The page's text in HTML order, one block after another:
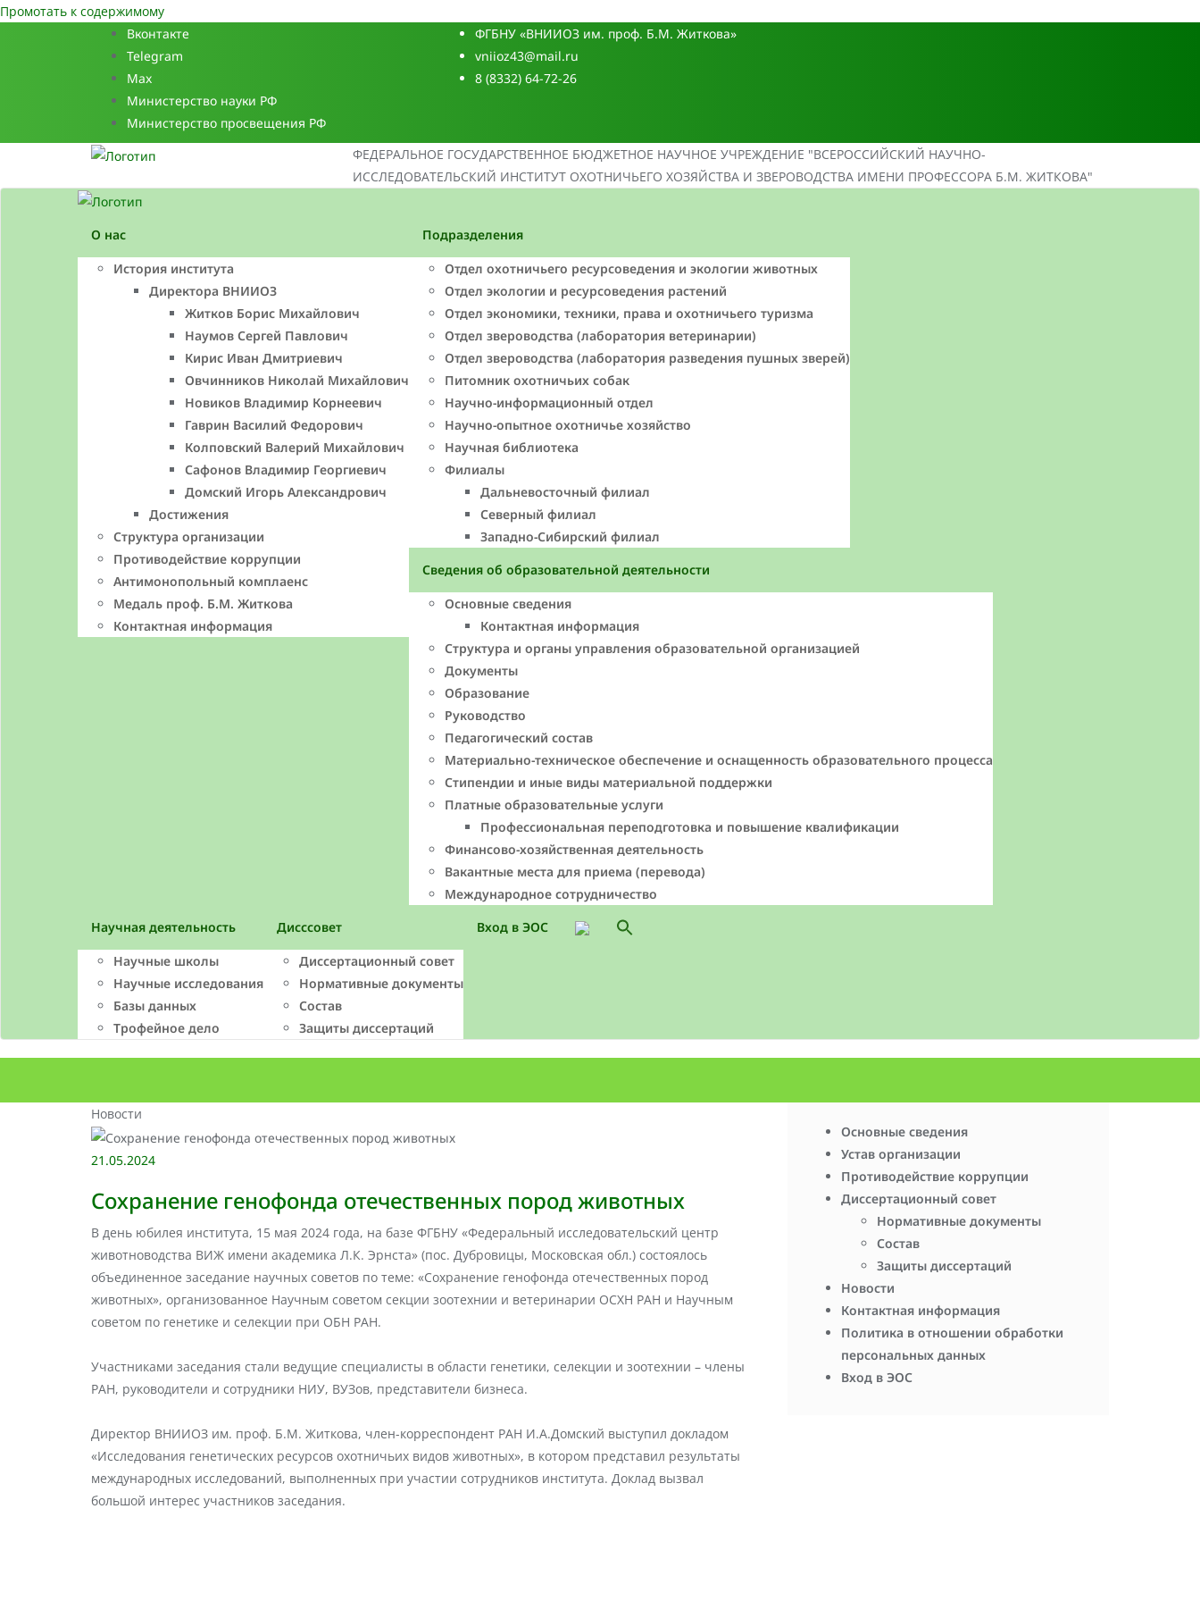
Промотать к содержимому
Вконтакте
Telegram
Max
Министерство науки РФ
Министерство просвещения РФ
ФГБНУ «ВНИИОЗ им. проф. Б.М. Житкова»
vniioz43@mail.ru
8 (8332) 64-72-26
ФЕДЕРАЛЬНОЕ ГОСУДАРСТВЕННОЕ БЮДЖЕТНОЕ НАУЧНОЕ УЧРЕЖДЕНИЕ "ВСЕРОССИЙСКИЙ НАУЧНО-
ИССЛЕДОВАТЕЛЬСКИЙ ИНСТИТУТ ОХОТНИЧЬЕГО ХОЗЯЙСТВА И ЗВЕРОВОДСТВА ИМЕНИ ПРОФЕССОРА Б.М. ЖИТКОВА"
О нас
История института
Директора ВНИИОЗ
Житков Борис Михайлович
Наумов Сергей Павлович
Кирис Иван Дмитриевич
Овчинников Николай Михайлович
Новиков Владимир Корнеевич
Гаврин Василий Федорович
Колповский Валерий Михайлович
Сафонов Владимир Георгиевич
Домский Игорь Александрович
Достижения
Структура организации
Противодействие коррупции
Антимонопольный комплаенс
Медаль проф. Б.М. Житкова
Контактная информация
Подразделения
Отдел охотничьего ресурсоведения и экологии животных
Отдел экологии и ресурсоведения растений
Отдел экономики, техники, права и охотничьего туризма
Отдел звероводства (лаборатория ветеринарии)
Отдел звероводства (лаборатория разведения пушных зверей)
Питомник охотничьих собак
Научно-информационный отдел
Научно-опытное охотничье хозяйство
Научная библиотека
Филиалы
Дальневосточный филиал
Северный филиал
Западно-Cибирский филиал
Сведения об образовательной деятельности
Основные сведения
Контактная информация
Структура и органы управления образовательной организацией
Документы
Образование
Руководство
Педагогический состав
Материально-техническое обеспечение и оснащенность образовательного процесса
Стипендии и иные виды материальной поддержки
Платные образовательные услуги
Профессиональная переподготовка и повышение квалификации
Финансово-хозяйственная деятельность
Вакантные места для приема (перевода)
Международное сотрудничество
Научная деятельность
Научные школы
Научные исследования
Базы данных
Трофейное дело
Дисссовет
Диссертационный совет
Нормативные документы
Состав
Защиты диссертаций
Вход в ЭОС
Новости
21.05.2024
Сохранение генофонда отечественных пород животных
В день юбилея института, 15 мая 2024 года, на базе ФГБНУ «Федеральный исследовательский центр
животноводства ВИЖ имени академика Л.К. Эрнста» (пос. Дубровицы, Московская обл.) состоялось
объединенное заседание научных советов по теме: «Сохранение генофонда отечественных пород
животных», организованное Научным советом секции зоотехнии и ветеринарии ОСХН РАН и Научным
советом по генетике и селекции при ОБН РАН.
Участниками заседания стали ведущие специалисты в области генетики, селекции и зоотехнии – члены
РАН, руководители и сотрудники НИУ, ВУЗов, представители бизнеса.
Директор ВНИИОЗ им. проф. Б.М. Житкова, член-корреспондент РАН И.А.Домский выступил докладом
«Исследования генетических ресурсов охотничьих видов животных», в котором представил результаты
международных исследований, выполненных при участии сотрудников института. Доклад вызвал
большой интерес участников заседания.
Основные сведения
Устав организации
Противодействие коррупции
Диссертационный совет
Нормативные документы
Состав
Защиты диссертаций
Новости
Контактная информация
Политика в отношении обработки
персональных данных
Вход в ЭОС